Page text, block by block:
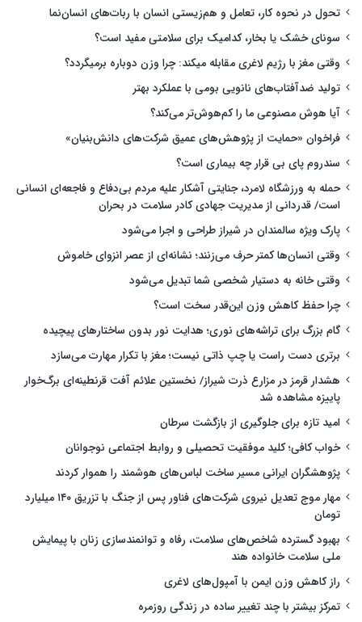
تحول در نحوه کار، تعامل و هم‌زیستی انسان با ربات‌های انسان‌نما
سونای خشک یا بخار، کدامیک برای سلامتی مفید است؟
وقتی مغز با رژیم لاغری مقابله میکند: چرا وزن دوباره برمیگردد؟
تولید ضدآفتاب‌های نانویی بومی با عملکرد بهتر
آیا هوش مصنوعی ما را کم‌هوش‌تر می‌کند؟
فراخوان «حمایت از پژوهش‌های عمیق شرکت‌های دانش‌بنیان»
سندروم پای بی قرار چه بیماری است؟
حمله به ورزشگاه لامرد، جنایتی آشکار علیه مردم بی‌دفاع و فاجعه‌ای انسانی
است/ قدردانی از مدیریت جهادی کادر سلامت در بحران
پارک ویژه سالمندان در شیراز طراحی و اجرا می‌شود
وقتی انسان‌ها کمتر حرف می‌زنند؛ نشانه‌ای از عصر انزوای خاموش
وقتی خانه به دستیار شخصی شما تبدیل می‌شود
چرا حفظ کاهش وزن این‌قدر سخت است؟
گام بزرگ برای تراشه‌های نوری؛ هدایت نور بدون ساختارهای پیچیده
برتری دست راست یا چپ ذاتی نیست؛ مغز با تکرار مهارت می‌سازد
هشدار قرمز در مزارع ذرت شیراز/ نخستین علائم آفت قرنطینه‌ای برگ‌خوار
پاییزه مشاهده شد
امید تازه برای جلوگیری از بازگشت سرطان
خواب کافی؛ کلید موفقیت تحصیلی و روابط اجتماعی نوجوانان
پژوهشگران ایرانی مسیر ساخت لباس‌های هوشمند را هموار کردند
مهار موج تعدیل نیروی شرکت‌های فناور پس از جنگ با تزریق ۱۴۰ میلیارد
تومان
بهبود گسترده شاخص‌های سلامت، رفاه و توانمندسازی زنان با پیمایش
ملی سلامت خانواده هند
راز کاهش وزن ایمن با آمپول‌های لاغری
تمرکز بیشتر با چند تغییر ساده در زندگی روزمره